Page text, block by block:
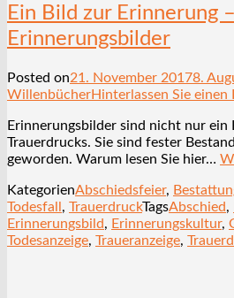
Ein Bild zur Erinnerung –
Erinnerungsbilder
Posted on21. November 20178.
WillenbücherHinterlassen Sie einen
Erinnerungsbilder sind nicht nur ein
Trauerdrucks. Sie sind fester
geworden. Warum lesen Sie hier…
KategorienAbschiedsfeier,
Todesfall , TrauerdruckTagsAbschied,
Erinnerungsbild, Erinnerungskultur,
Todesanzeige, Traueranzeige,